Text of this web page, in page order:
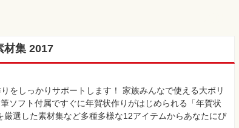
材集 2017
をしっかりサポートします！ 家族みんなで使える大ボリ
ソフト付属ですぐに年賀状作りがはじめられる「年賀状
選した素材集など多種多様な12アイテムからあなたにぴ